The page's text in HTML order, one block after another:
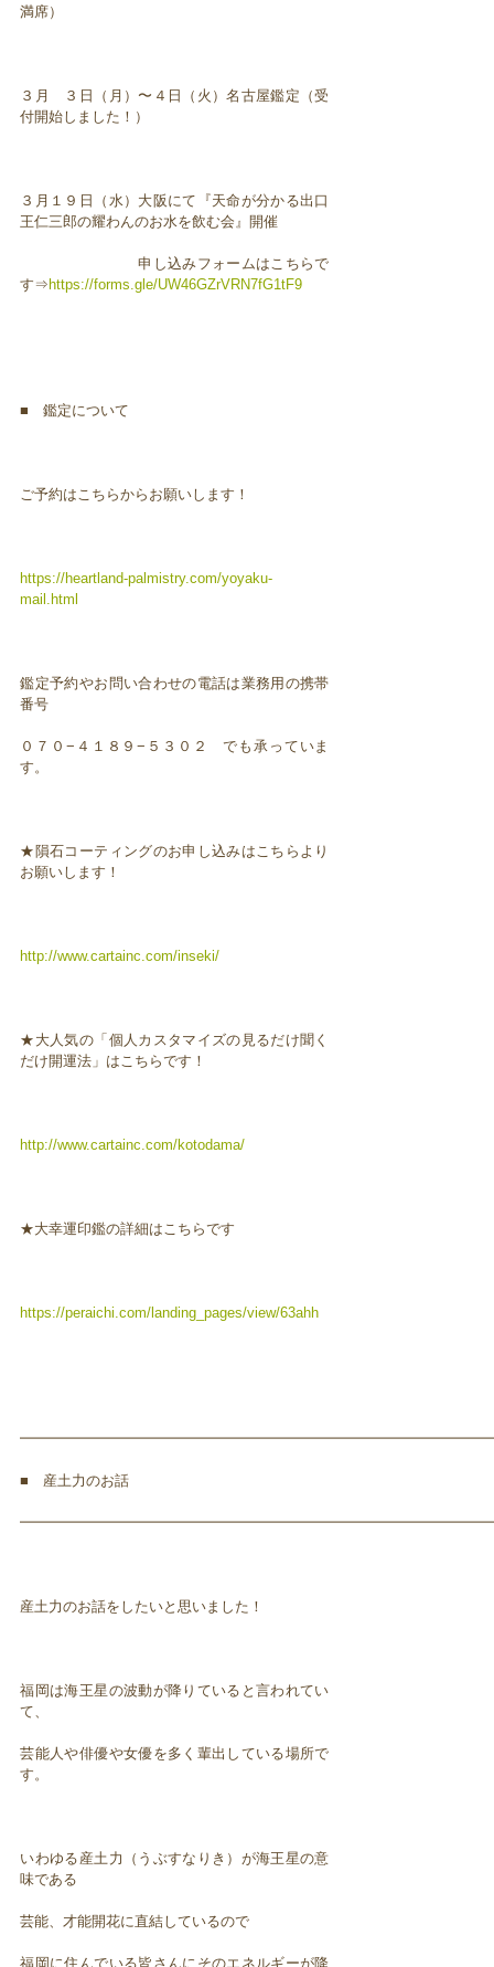
満席）
３月 ３日（月）〜４日（火）名古屋鑑定（受
付開始しました！）
３月１９日（水）大阪にて『天命が分かる出口
王仁三郎の耀わんのお水を飲む会』開催
申し込みフォームはこちらで
す⇒https://forms.gle/UW46GZrVRN7fG1tF9
■ 鑑定について
ご予約はこちらからお願いします！
https://heartland-palmistry.com/yoyaku-
mail.html
鑑定予約やお問い合わせの電話は業務用の携帯
番号
０７０−４１８９−５３０２ でも承っていま
す。
★隕石コーティングのお申し込みはこちらより
お願いします！
http://www.cartainc.com/inseki/
★大人気の「個人カスタマイズの見るだけ聞く
だけ開運法」はこちらです！
http://www.cartainc.com/kotodama/
★大幸運印鑑の詳細はこちらです
https://peraichi.com/landing_pages/view/63ahh
■ 産土力のお話
産土力のお話をしたいと思いました！
福岡は海王星の波動が降りていると言われてい
て、
芸能人や俳優や女優を多く輩出している場所で
す。
いわゆる産土力（うぶすなりき）が海王星の意
味である
芸能、才能開花に直結しているので
福岡に住んでいる皆さんにそのエネルギーが降